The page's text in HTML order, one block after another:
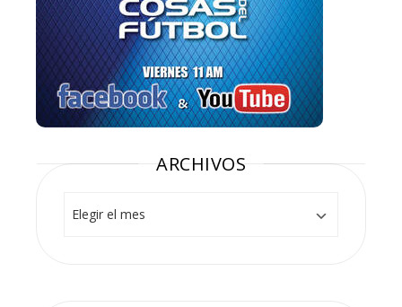
ARCHIVOS